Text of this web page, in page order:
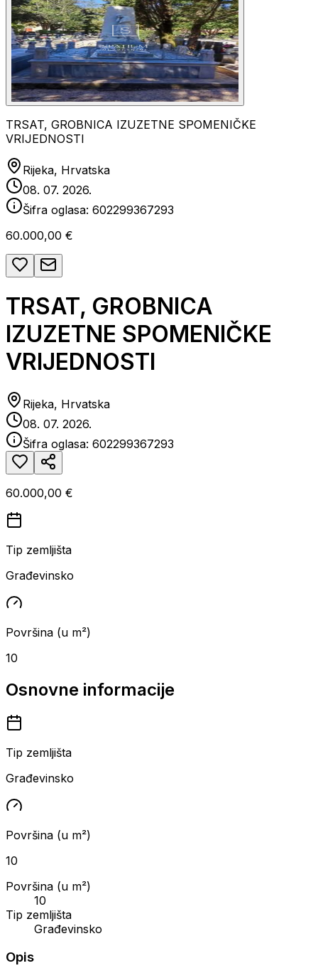
TRSAT, GROBNICA IZUZETNE SPOMENIČKE
VRIJEDNOSTI
Rijeka, Hrvatska
08. 07. 2026.
Šifra oglasa: 602299367293
60.000,00 €
TRSAT, GROBNICA
IZUZETNE SPOMENIČKE
VRIJEDNOSTI
Rijeka, Hrvatska
08. 07. 2026.
Šifra oglasa: 602299367293
60.000,00 €
Tip zemljišta
Građevinsko
Površina (u m²)
10
Osnovne informacije
Tip zemljišta
Građevinsko
Površina (u m²)
10
Površina (u m²)
10
Tip zemljišta
Građevinsko
Opis